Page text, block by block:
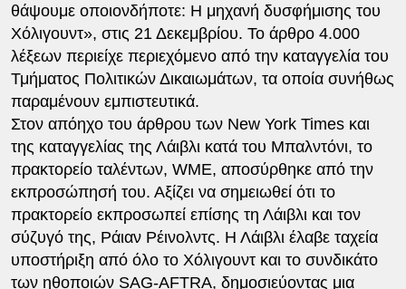
θάψουμε οποιονδήποτε: Η μηχανή δυσφήμισης του
Χόλιγουντ», στις 21 Δεκεμβρίου. Το άρθρο 4.000
λέξεων περιείχε περιεχόμενο από την καταγγελία του
Τμήματος Πολιτικών Δικαιωμάτων, τα οποία συνήθως
παραμένουν εμπιστευτικά.
Στον απόηχο του άρθρου των New York Times και
της καταγγελίας της Λάιβλι κατά του Μπαλντόνι, το
πρακτορείο ταλέντων, WME, αποσύρθηκε από την
εκπροσώπησή του. Αξίζει να σημειωθεί ότι το
πρακτορείο εκπροσωπεί επίσης τη Λάιβλι και τον
σύζυγό της, Ράιαν Ρέινολντς. Η Λάιβλι έλαβε ταχεία
υποστήριξη από όλο το Χόλιγουντ και το συνδικάτο
των ηθοποιών SAG-AFTRA, δημοσιεύοντας μια